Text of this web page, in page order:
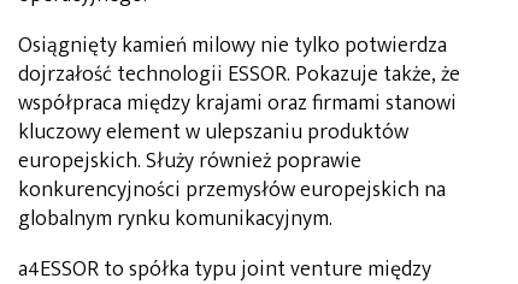
Osiągnięty kamień milowy nie tylko potwierdza
dojrzałość technologii ESSOR. Pokazuje także, że
współpraca między krajami oraz firmami stanowi
kluczowy element w ulepszaniu produktów
europejskich. Służy również poprawie
konkurencyjności przemysłów europejskich na
globalnym rynku komunikacyjnym.
a4ESSOR to spółka typu joint venture między